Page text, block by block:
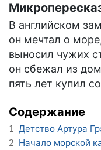
В английском
он мечтал о
выносил чужих
он сбежал из
пять лет купил
Содержание
1 Детство Артура
2 Начало морской